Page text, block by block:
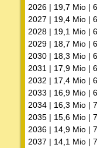
2026 | 19,7 Mio |
2027 | 19,4 Mio |
2028 | 19,1 Mio |
2029 | 18,7 Mio |
2030 | 18,3 Mio |
2031 | 17,9 Mio |
2032 | 17,4 Mio |
2033 | 16,9 Mio |
2034 | 16,3 Mio |
2035 | 15,6 Mio |
2036 | 14,9 Mio |
2037 | 14,1 Mio |